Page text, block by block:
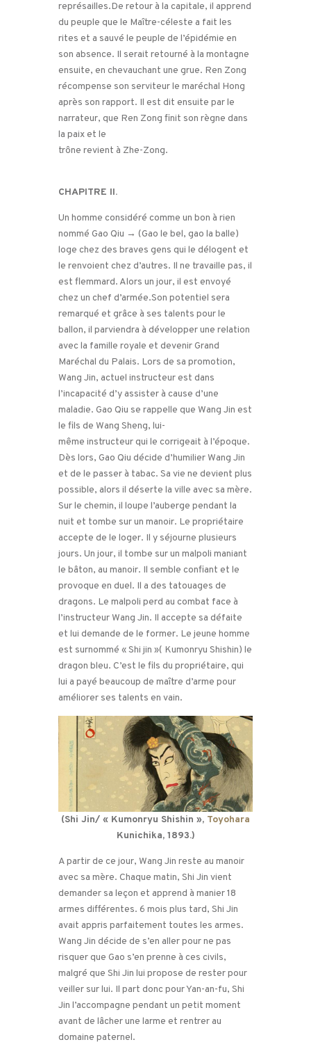
représailles.De retour à la capitale, il apprend
du peuple que le Maître-céleste a fait les
rites et a sauvé le peuple de l’épidémie en
son absence. Il serait retourné à la montagne
ensuite, en chevauchant une grue. Ren Zong
récompense son serviteur le maréchal Hong
après son rapport. Il est dit ensuite par le
narrateur, que Ren Zong finit son règne dans
la paix et le
trône revient à Zhe-Zong.
CHAPITRE II.
Un homme considéré comme un bon à rien
nommé Gao Qiu → (Gao le bel, gao la balle)
loge chez des braves gens qui le délogent et
le renvoient chez d’autres. Il ne travaille pas, il
est flemmard. Alors un jour, il est envoyé
chez un chef d’armée.Son potentiel sera
remarqué et grâce à ses talents pour le
ballon, il parviendra à développer une relation
avec la famille royale et devenir Grand
Maréchal du Palais. Lors de sa promotion,
Wang Jin, actuel instructeur est dans
l’incapacité d’y assister à cause d’une
maladie. Gao Qiu se rappelle que Wang Jin est
le fils de Wang Sheng, lui-
même instructeur qui le corrigeait à l’époque.
Dès lors, Gao Qiu décide d’humilier Wang Jin
et de le passer à tabac. Sa vie ne devient plus
possible, alors il déserte la ville avec sa mère.
Sur le chemin, il loupe l’auberge pendant la
nuit et tombe sur un manoir. Le propriétaire
accepte de le loger. Il y séjourne plusieurs
jours. Un jour, il tombe sur un malpoli maniant
le bâton, au manoir. Il semble confiant et le
provoque en duel. Il a des tatouages de
dragons. Le malpoli perd au combat face à
l’instructeur Wang Jin. Il accepte sa défaite
et lui demande de le former. Le jeune homme
est surnommé « Shi jin »( Kumonryu Shishin) le
dragon bleu. C’est le fils du propriétaire, qui
lui a payé beaucoup de maître d’arme pour
améliorer ses talents en vain.
(Shi Jin/ « Kumonryu Shishin », Toyohara
Kunichika, 1893.)
A partir de ce jour, Wang Jin reste au manoir
avec sa mère. Chaque matin, Shi Jin vient
demander sa leçon et apprend à manier 18
armes différentes. 6 mois plus tard, Shi Jin
avait appris parfaitement toutes les armes.
Wang Jin décide de s’en aller pour ne pas
risquer que Gao s’en prenne à ces civils,
malgré que Shi Jin lui propose de rester pour
veiller sur lui. Il part donc pour Yan-an-fu, Shi
Jin l’accompagne pendant un petit moment
avant de lâcher une larme et rentrer au
domaine paternel.